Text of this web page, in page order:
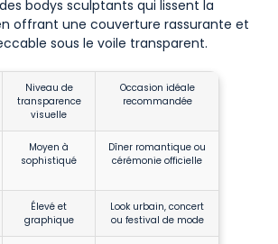
bodys sculptants qui lissent la
offrant une couverture rassurante et
sous le voile transparent.
Niveau de
transparence
visuelle
Occasion idéale
recommandée
Moyen à
sophistiqué
Dîner romantique ou
cérémonie officielle
Élevé et
graphique
Look urbain, concert
ou festival de mode